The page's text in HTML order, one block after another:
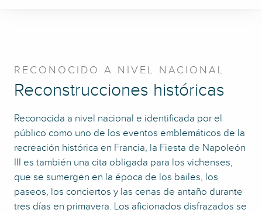
RECONOCIDO A NIVEL NACIONAL
Reconstrucciones históricas
Reconocida a nivel nacional e identificada por el
público como uno de los eventos emblemáticos de la
recreación histórica en Francia, la Fiesta de Napoleón
III es también una cita obligada para los vichenses,
que se sumergen en la época de los bailes, los
paseos, los conciertos y las cenas de antaño durante
tres días en primavera. Los aficionados disfrazados se